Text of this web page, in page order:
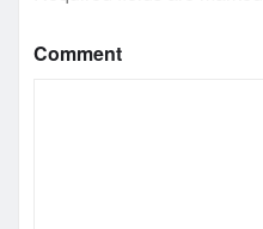
Comment